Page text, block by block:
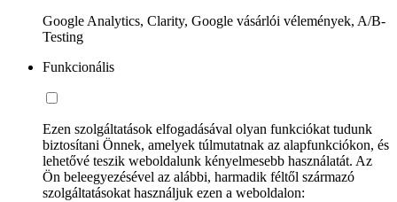
Google Analytics, Clarity, Google vásárlói vélemények, A/B-
Testing
Funkcionális
Ezen szolgáltatások elfogadásával olyan funkciókat tudunk
biztosítani Önnek, amelyek túlmutatnak az alapfunkciókon, és
lehetővé teszik weboldalunk kényelmesebb használatát. Az
Ön beleegyezésével az alábbi, harmadik féltől származó
szolgáltatásokat használjuk ezen a weboldalon: